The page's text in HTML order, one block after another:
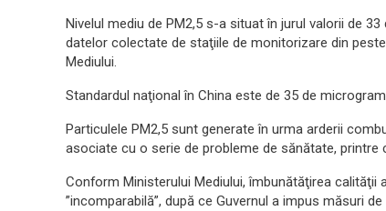
Nivelul mediu de PM2,5 s-a situat în jurul valorii de
datelor colectate de staţiile de monitorizare din
Mediului.
Standardul naţional în China este de 35 de
Particulele PM2,5 sunt generate în urma arderii
asociate cu o serie de probleme de sănătate,
Conform Ministerului Mediului, îmbunătăţirea
”incomparabilă”, după ce Guvernul a impus măsuri